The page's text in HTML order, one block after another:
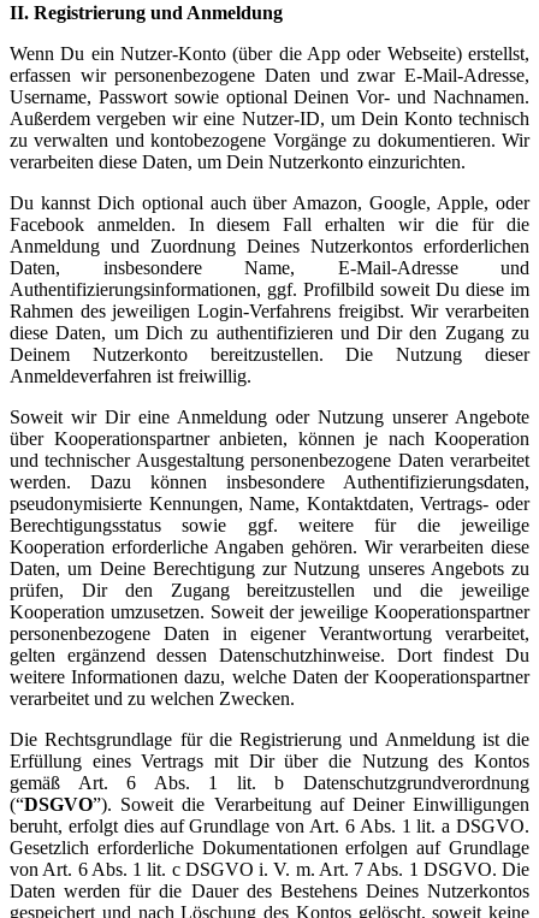
II. Registrierung und Anmeldung
Wenn Du ein Nutzer-Konto (über die App oder Webseite) erstellst,
erfassen wir personenbezogene Daten und zwar E-Mail-Adresse,
Username, Passwort sowie optional Deinen Vor- und Nachnamen.
Außerdem vergeben wir eine Nutzer-ID, um Dein Konto technisch
zu verwalten und kontobezogene Vorgänge zu dokumentieren. Wir
verarbeiten diese Daten, um Dein Nutzerkonto einzurichten.
Du kannst Dich optional auch über Amazon, Google, Apple, oder
Facebook anmelden. In diesem Fall erhalten wir die für die
Anmeldung und Zuordnung Deines Nutzerkontos erforderlichen
Daten, insbesondere Name, E-Mail-Adresse und
Authentifizierungsinformationen, ggf. Profilbild soweit Du diese im
Rahmen des jeweiligen Login-Verfahrens freigibst. Wir verarbeiten
diese Daten, um Dich zu authentifizieren und Dir den Zugang zu
Deinem Nutzerkonto bereitzustellen. Die Nutzung dieser
Anmeldeverfahren ist freiwillig.
Soweit wir Dir eine Anmeldung oder Nutzung unserer Angebote
über Kooperationspartner anbieten, können je nach Kooperation
und technischer Ausgestaltung personenbezogene Daten verarbeitet
werden. Dazu können insbesondere Authentifizierungsdaten,
pseudonymisierte Kennungen, Name, Kontaktdaten, Vertrags- oder
Berechtigungsstatus sowie ggf. weitere für die jeweilige
Kooperation erforderliche Angaben gehören. Wir verarbeiten diese
Daten, um Deine Berechtigung zur Nutzung unseres Angebots zu
prüfen, Dir den Zugang bereitzustellen und die jeweilige
Kooperation umzusetzen. Soweit der jeweilige Kooperationspartner
personenbezogene Daten in eigener Verantwortung verarbeitet,
gelten ergänzend dessen Datenschutzhinweise. Dort findest Du
weitere Informationen dazu, welche Daten der Kooperationspartner
verarbeitet und zu welchen Zwecken.
Die Rechtsgrundlage für die Registrierung und Anmeldung ist die
Erfüllung eines Vertrags mit Dir über die Nutzung des Kontos
gemäß Art. 6 Abs. 1 lit. b Datenschutzgrundverordnung
(“DSGVO”). Soweit die Verarbeitung auf Deiner Einwilligungen
beruht, erfolgt dies auf Grundlage von Art. 6 Abs. 1 lit. a DSGVO.
Gesetzlich erforderliche Dokumentationen erfolgen auf Grundlage
von Art. 6 Abs. 1 lit. c DSGVO i. V. m. Art. 7 Abs. 1 DSGVO. Die
Daten werden für die Dauer des Bestehens Deines Nutzerkontos
gespeichert und nach Löschung des Kontos gelöscht, soweit keine